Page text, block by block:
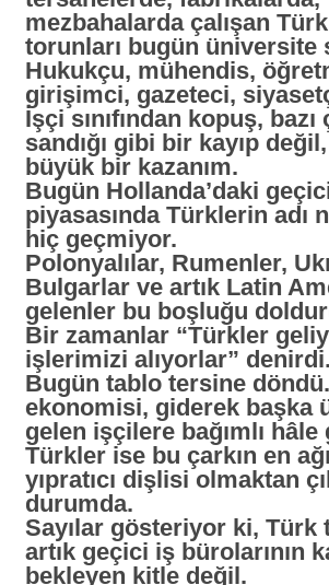
mezbahalarda çalışan
torunları bugün üniversite
Hukukçu, mühendis,
girişimci, gazeteci,
İşçi sınıfından kopuş,
sandığı gibi bir kayıp
büyük bir kazanım.
Bugün Hollanda’daki
piyasasında Türklerin adı
hiç geçmiyor.
Polonyalılar, Rumenler,
Bulgarlar ve artık Latin
gelenler bu boşluğu
Bir zamanlar “Türkler
işlerimizi alıyorlar” denirdi.
Bugün tablo tersine
ekonomisi, giderek başka
gelen işçilere bağımlı hâle
Türkler ise bu çarkın en
yıpratıcı dişlisi olmaktan
durumda.
Sayılar gösteriyor ki, Türk
artık geçici iş bürolarının
bekleyen kitle değil.